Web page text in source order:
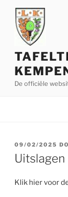
inhoud
De officiële
GEPLAATST
OP
09/02/2025
Klik hier voor